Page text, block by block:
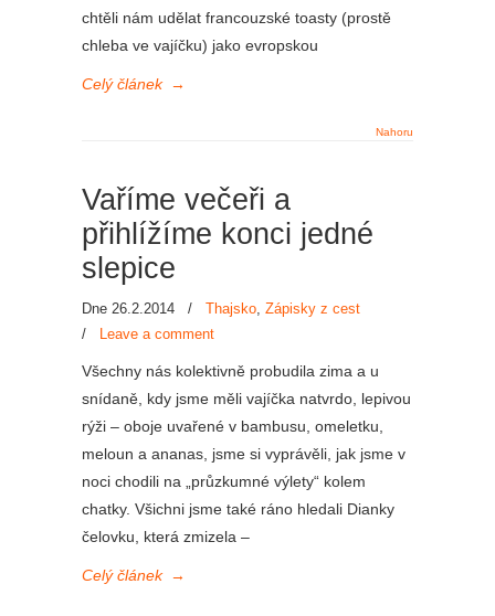
chtěli nám udělat francouzské toasty (prostě
chleba ve vajíčku) jako evropskou
Celý článek →
Nahoru
Vaříme večeři a
přihlížíme konci jedné
slepice
Dne 26.2.2014 / Thajsko, Zápisky z cest
/
Leave a comment
Všechny nás kolektivně probudila zima a u
snídaně, kdy jsme měli vajíčka natvrdo, lepivou
rýži – oboje uvařené v bambusu, omeletku,
meloun a ananas, jsme si vyprávěli, jak jsme v
noci chodili na „průzkumné výlety“ kolem
chatky. Všichni jsme také ráno hledali Dianky
čelovku, která zmizela –
Celý článek →